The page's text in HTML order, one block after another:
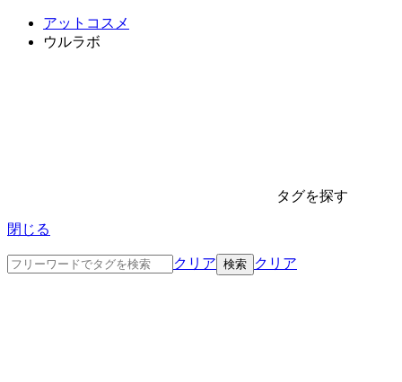
アットコスメ
ウルラボ
タグを探す
閉じる
クリア クリア